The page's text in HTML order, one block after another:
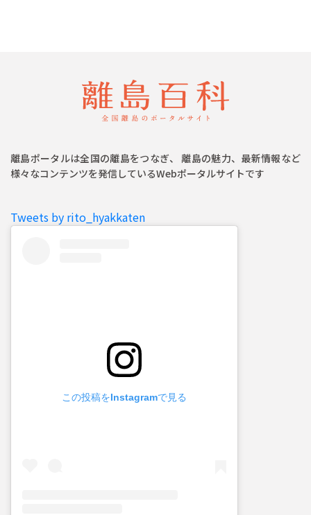
離島ポータルは全国の離島をつなぎ、 離島の魅力、最新情報など
様々なコンテンツを発信しているWebポータルサイトです
Tweets by rito_hyakkaten
この投稿をInstagramで見る